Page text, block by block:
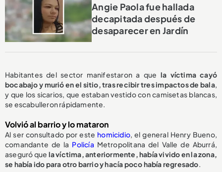
Angie Paola fue hallada
decapitada después de
desaparecer en Jardín
Habitantes del sector manifestaron a que la víctima cayó
bocabajo y murió en el sitio, tras recibir tres impactos de bala,
y que los sicarios, que estaban vestido con camisetas blancas,
se escabulleron rápidamente.
Volvió al barrio y lo mataron
Al ser consultado por este homicidio, el general Henry Bueno,
comandante de la Policía Metropolitana del Valle de Aburrá,
aseguró que la víctima, anteriormente, había vivido en la zona,
se había ido para otro barrio y hacía poco había regresado.